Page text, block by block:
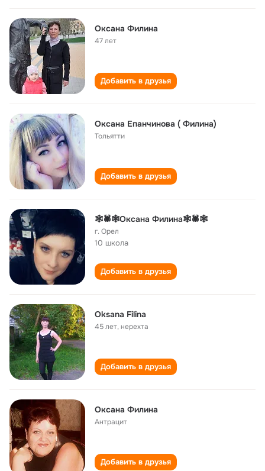
Оксана Филина
47 лет
Добавить в друзья
Оксана Епанчинова ( Филина)
Тольятти
Добавить в друзья
🕸🕷🕸Оксана Филина🕸🕷🕸
г. Орел
10 школа
Добавить в друзья
Oksana Filina
45 лет,нерехта
Добавить в друзья
Оксана Филина
Антрацит
Добавить в друзья